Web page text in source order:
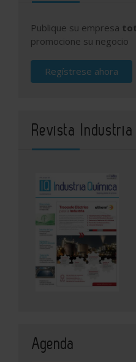
Publique su empresa
promocione su negocio
Regístrese ahora
Revista
Agenda